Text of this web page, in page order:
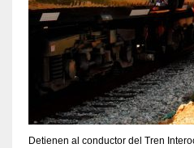
Detienen al conductor del Tren